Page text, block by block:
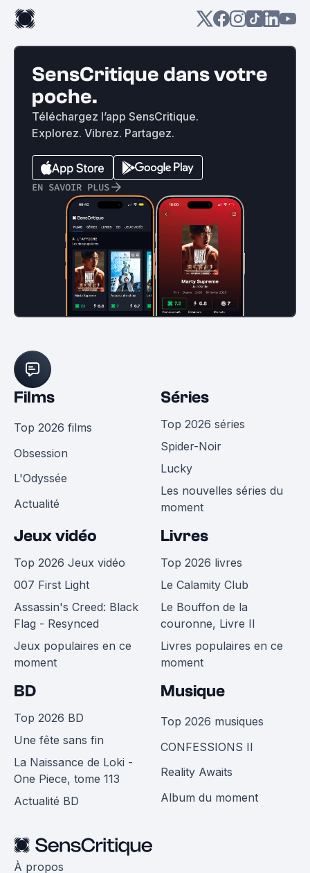
SensCritique dans votre
poche.
Téléchargez l’app SensCritique.
Explorez. Vibrez. Partagez.
EN SAVOIR PLUS
Films
Top 2026 films
Obsession
L'Odyssée
Actualité
Séries
Top 2026 séries
Spider-Noir
Lucky
Les nouvelles séries du
moment
Jeux vidéo
Top 2026 Jeux vidéo
007 First Light
Assassin's Creed: Black
Flag - Resynced
Jeux populaires en ce
moment
Livres
Top 2026 livres
Le Calamity Club
Le Bouffon de la
couronne, Livre II
Livres populaires en ce
moment
BD
Top 2026 BD
Une fête sans fin
La Naissance de Loki -
One Piece, tome 113
Actualité BD
Musique
Top 2026 musiques
CONFESSIONS II
Reality Awaits
Album du moment
À propos